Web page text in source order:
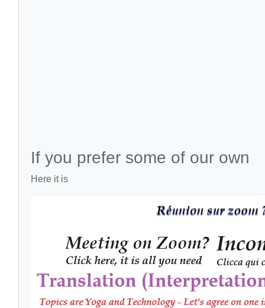
If you prefer some of our own
Here it is